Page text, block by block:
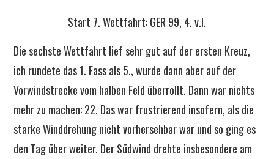
Start 7. Wettfahrt: GER 99, 4. v.l.
Die sechste Wettfahrt lief sehr gut auf der ersten Kreuz,
ich rundete das 1. Fass als 5., wurde dann aber auf der
Vorwindstrecke vom halben Feld überrollt. Dann war nichts
mehr zu machen: 22. Das war frustrierend insofern, als die
starke Winddrehung nicht vorhersehbar war und so ging es
den Tag über weiter. Der Südwind drehte insbesondere am